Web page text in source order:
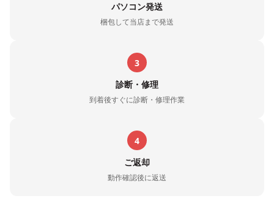
パソコン発送
梱包して当店まで発送
3
診断・修理
到着後すぐに診断・修理作業
4
ご返却
動作確認後に返送